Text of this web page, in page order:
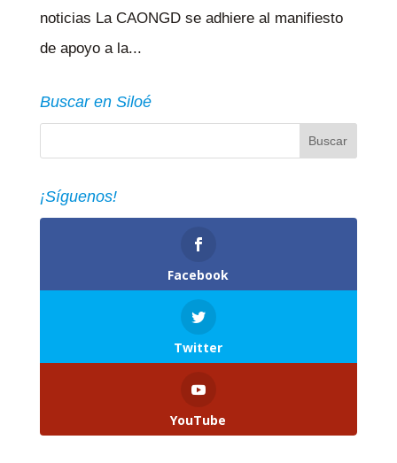
noticias La CAONGD se adhiere al manifiesto
de apoyo a la...
Buscar en Siloé
¡Síguenos!
Facebook
Twitter
YouTube